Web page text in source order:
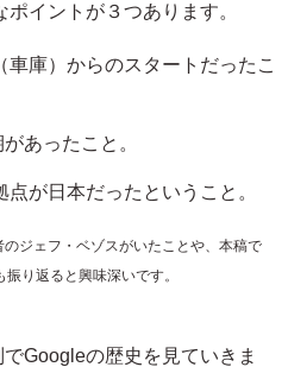
イントが３つあります。
車庫）からのスタートだったこ
あったこと。
が日本だったということ。
ジェフ・ベゾスがいたことや、本稿で
り返ると興味深いです。
Googleの歴史を見ていきま